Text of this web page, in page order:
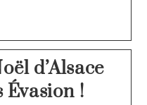
d’Alsace
Évasion !